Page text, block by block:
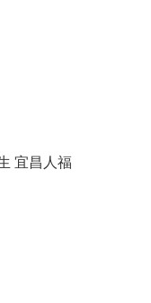
宜昌人福